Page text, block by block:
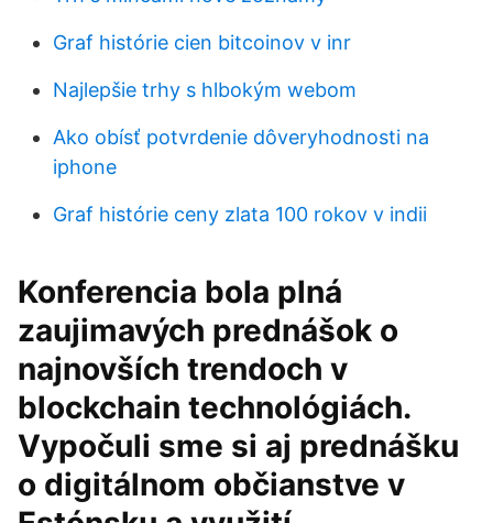
Graf histórie cien bitcoinov v inr
Najlepšie trhy s hlbokým webom
Ako obísť potvrdenie dôveryhodnosti na
iphone
Graf histórie ceny zlata 100 rokov v indii
Konferencia bola plná
zaujimavých prednášok o
najnovších trendoch v
blockchain technológiách.
Vypočuli sme si aj prednášku
o digitálnom občianstve v